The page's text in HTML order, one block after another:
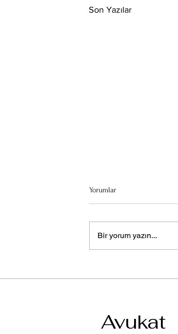
Son Yazılar
Yorumlar
Bir yorum yazın...
Avukat